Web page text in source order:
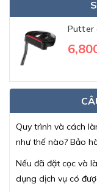
Putter
Quy trình và cách
như thế nào? Bảo
Nếu đã đặt cọc và
dụng dịch vụ có